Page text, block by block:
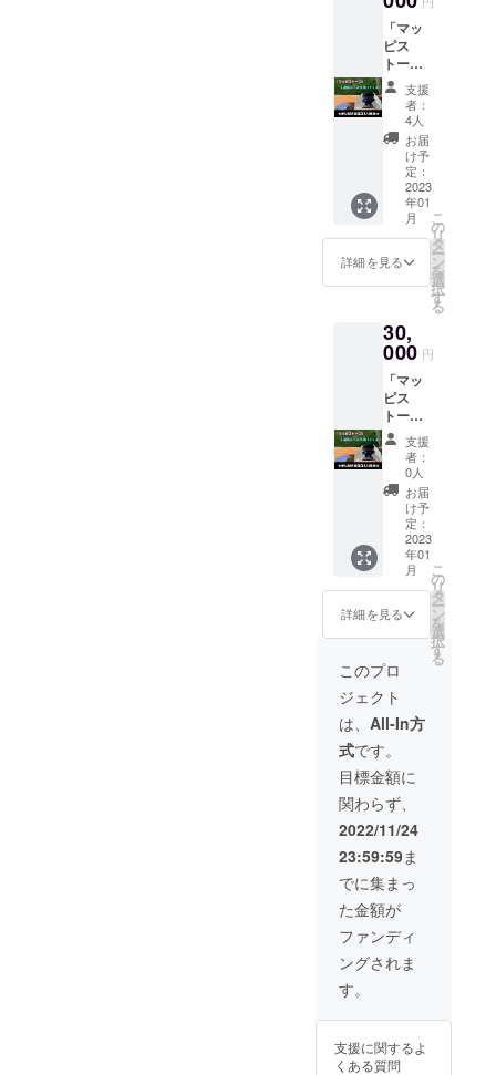
ブ用風
防』の
セッ
ト。
「シリ
アルナ
バー」
入り！
「マッ
ピス
トー
ブ」1個
＋『オ
リジナ
ルロゴ
入りポ
ケット
ストー
ブ用風
防』の
セッ
ト。
「シリ
アルナ
バー」
入り！
支援
者：
4人
お届
け予
定：
2023
年01
月
詳細を見る
こ
の
リ
タ
ー
ン
を
選
択
す
る
30,
000 円
「マッ
ピス
トー
ブ」×2
個 (オリ
ジナル
ロゴ入
り風防
×2 タッ
チオブ
ファイ
ン×1)
支援
者：
0人
お届
け予
定：
2023
年01
月
詳細を見る
こ
の
リ
タ
ー
ン
を
選
択
す
る
このプロ
ジェクト
は、 All-In方
式です。
目標金額に
関わらず、
2022/11/24
23:59:59ま
でに集まっ
た金額が
ファンディ
ングされま
す。
支援に関するよ
くある質問